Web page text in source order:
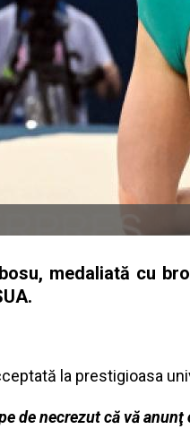
medaliată cu
la prestigioasa
de necrezut că vă